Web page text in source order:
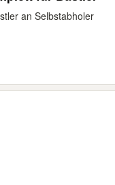
an Selbstabholer